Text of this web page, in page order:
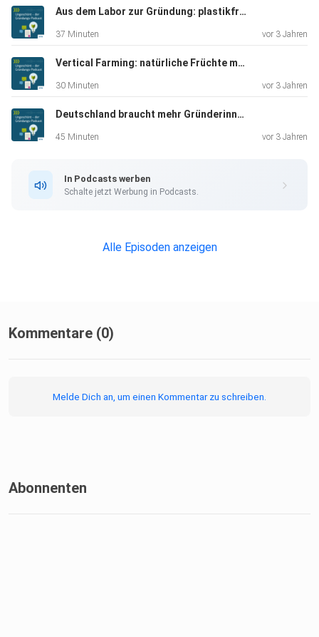
Aus dem Labor zur Gründung: plastikfreie Zukunft mit traceless
37 Minuten vor 3 Jahren
Vertical Farming: natürliche Früchte mit künstlicher Intelligenz
30 Minuten vor 3 Jahren
Deutschland braucht mehr Gründerinnen
45 Minuten vor 3 Jahren
In Podcasts werben
Schalte jetzt Werbung in Podcasts.
Alle Episoden anzeigen
Kommentare (0)
Melde Dich an, um einen Kommentar zu schreiben.
Abonnenten